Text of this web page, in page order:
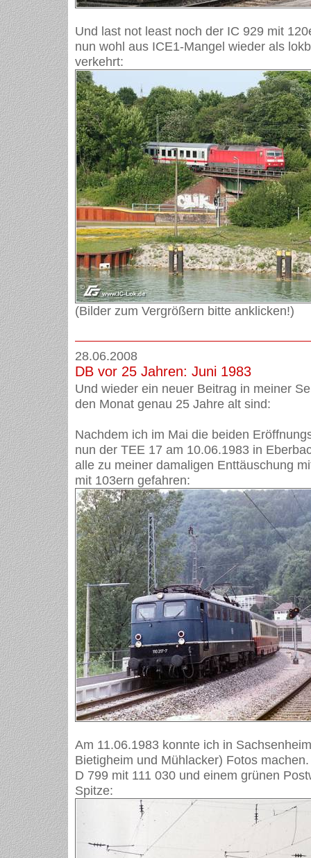
Und last not least noch der IC 929 mit
nun wohl aus ICE1-Mangel wieder als
verkehrt:
(Bilder zum Vergrößern bitte anklicken!)
28.06.2008
DB vor 25 Jahren: Juni 1983
Und wieder ein neuer Beitrag in meiner
den Monat genau 25 Jahre alt sind:
Nachdem ich im Mai die beiden
nun der TEE 17 am 10.06.1983 in
alle zu meiner damaligen Enttäuschung
mit 103ern gefahren:
Am 11.06.1983 konnte ich in
Bietigheim und Mühlacker) Fotos
D 799 mit 111 030 und einem grünen
Spitze: